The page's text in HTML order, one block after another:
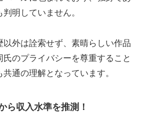
明していません。
以外は詮索せず、素晴らしい作品
氏のプライバシーを尊重すること
通の理解となっています。
ら収入水準を推測！